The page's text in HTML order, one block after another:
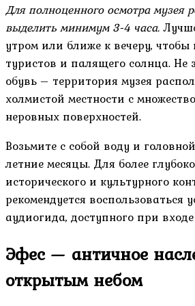
Для полноценного осмотра музея
выделить минимум 3-4 часа.
утром или ближе к вечеру,
туристов и палящего солнца. Не
обувь – территория музея
холмистой местности с
неровных поверхностей.
Возьмите с собой воду и
летние месяцы. Для более
исторического и культурного
рекомендуется воспользоваться
аудиогида, доступного при
Эфес — античное
открытым небом